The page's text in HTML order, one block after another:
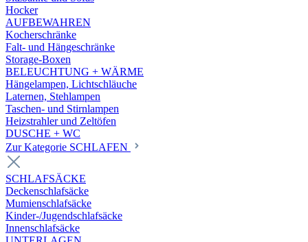
Hocker
AUFBEWAHREN
Kocherschränke
Falt- und Hängeschränke
Storage-Boxen
BELEUCHTUNG + WÄRME
Hängelampen, Lichtschläuche
Laternen, Stehlampen
Taschen- und Stirnlampen
Heizstrahler und Zeltöfen
DUSCHE + WC
Zur Kategorie SCHLAFEN
SCHLAFSÄCKE
Deckenschlafsäcke
Mumienschlafsäcke
Kinder-/Jugendschlafsäcke
Innenschlafsäcke